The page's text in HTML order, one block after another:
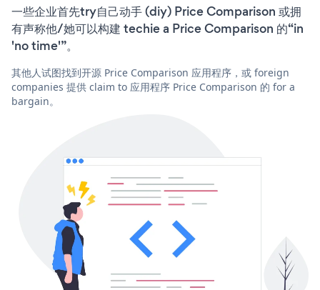
一些企业首先try自己动手 (diy) Price Comparison 或拥
有声称他/她可以构建 techie a Price Comparison 的“in
'no time'”。
其他人试图找到开源 Price Comparison 应用程序，或 foreign
companies 提供 claim to 应用程序 Price Comparison 的 for a
bargain。